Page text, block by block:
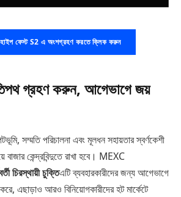
ফেস্ট S2 এ অংশগ্রহণ করতে ক্লিক করুন
গ্রহণ করুন, আগেভাগে জয়
সম্মতি পরিচালনা এবং মূলধন সহায়তার স্বর্ণকেশী
বাজার কেন্দ্রবিন্দুতে রাখা হবে। MEXC
চিরস্থায়ী চুক্তিএটি ব্যবহারকারীদের জন্য আগেভাগে
এছাড়াও আরও বিনিয়োগকারীদের হট মার্কেটে